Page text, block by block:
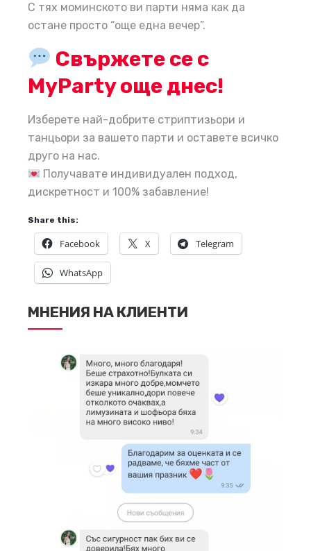
С тях моминското ви парти няма как да
остане просто “още една вечер”.
Свържете се с
MyParty още днес!
Изберете най-добрите стриптизьори и
танцьори за вашето парти и оставете всичко
друго на нас.
Получавате индивидуален подход,
дискретност и 100% забавление!
Share this:
Facebook X Telegram
WhatsApp
МНЕНИЯ НА КЛИЕНТИ